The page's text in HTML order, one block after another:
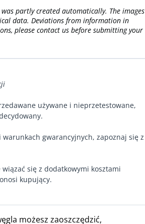
partly created automatically. The images
data. Deviations from information in
please contact us before submitting your
używane i nieprzetestowane,
gwarancyjnych, zapoznaj się z
się z dodatkowymi kosztami
kupujący.
możesz zaoszczędzić,